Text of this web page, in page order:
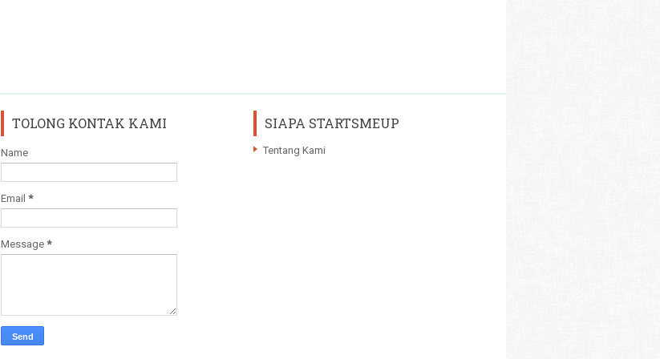
TOLONG KONTAK KAMI
Name
Email *
Message *
SIAPA STARTSMEUP
Tentang Kami